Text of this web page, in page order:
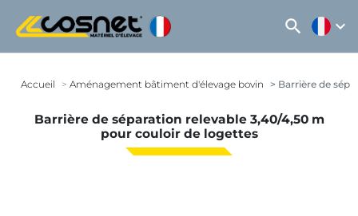
search expand_more
Accueil Aménagement bâtiment d'élevage bovin Barrière de
Barrière de séparation relevable 3,40/4,50 m
pour couloir de logettes